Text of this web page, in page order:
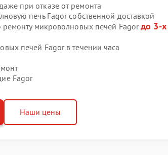
при отказе от ремонта
печь Fagor собственной доставкой
ремонту микроволновых печей Fagorдо 3-х
печей Fagor в течении часа
Fagor
Наши цены